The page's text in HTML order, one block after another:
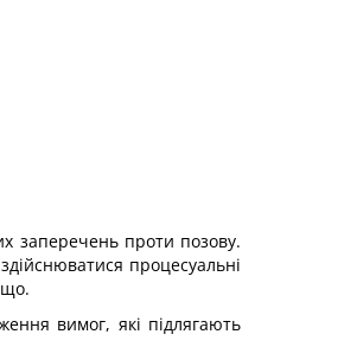
заперечень проти позову.
процесуальні
вимог, які підлягають